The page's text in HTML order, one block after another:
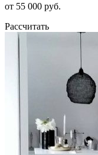
от 55 000 руб.
Рассчитать